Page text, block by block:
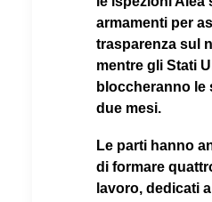
armamenti per
trasparenza sul
mentre gli Stati
bloccheranno le
due mesi.
Le parti hanno
di formare
lavoro, dedicati